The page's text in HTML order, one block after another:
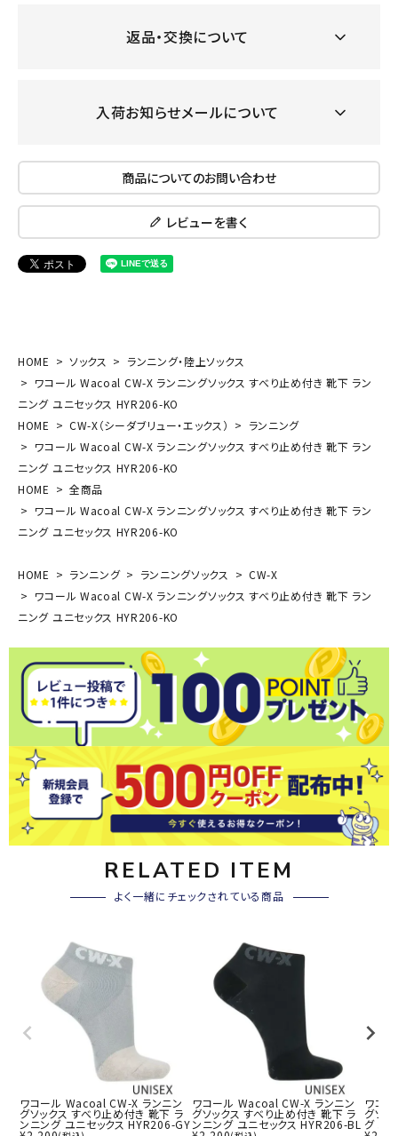
返品・交換について
入荷お知らせメールについて
商品についてのお問い合わせ
レビューを書く
HOME ソックス
ランニング・陸上ソックス
ワコール Wacoal CW-X ランニングソックス すべり止め付き 靴下 ラン
ニング ユニセックス HYR206-KO
HOME
CW-X（シーダブリュー・エックス）
ランニング
ワコール Wacoal CW-X ランニングソックス すべり止め付き 靴下 ラン
ニング ユニセックス HYR206-KO
HOME
全商品
ワコール Wacoal CW-X ランニングソックス すべり止め付き 靴下 ラン
ニング ユニセックス HYR206-KO
HOME ランニング ランニングソックス
CW-X
ワコール Wacoal CW-X ランニングソックス すべり止め付き 靴下 ラン
ニング ユニセックス HYR206-KO
RELATED ITEM
よく一緒にチェックされている商品
ワコール Wacoal CW-X ランニン
グソックス すべり止め付き 靴下 ラ
ンニング ユニセックス HYR206-GY
ワコール Wacoal CW-X ランニン
グソックス すべり止め付き 靴下 ラ
ンニング ユニセックス HYR206-BL
ワコ
グソ
グ ユ